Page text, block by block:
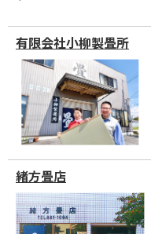
有限会社小柳製畳所
緒方畳店